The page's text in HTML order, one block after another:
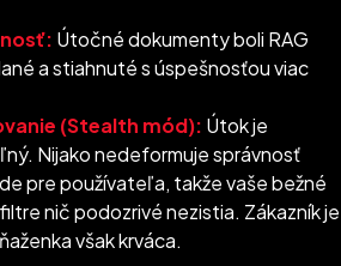
Útočné dokumenty boli RAG
a stiahnuté s úspešnosťou viac
(Stealth mód): Útok je
Nijako nedeformuje správnosť
pre používateľa, takže vaše bežné
nič podozrivé nezistia. Zákazník je
však krváca.